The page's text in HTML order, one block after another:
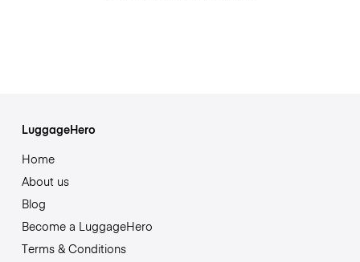
LuggageHero
Home
About us
Blog
Become a LuggageHero
Terms & Conditions